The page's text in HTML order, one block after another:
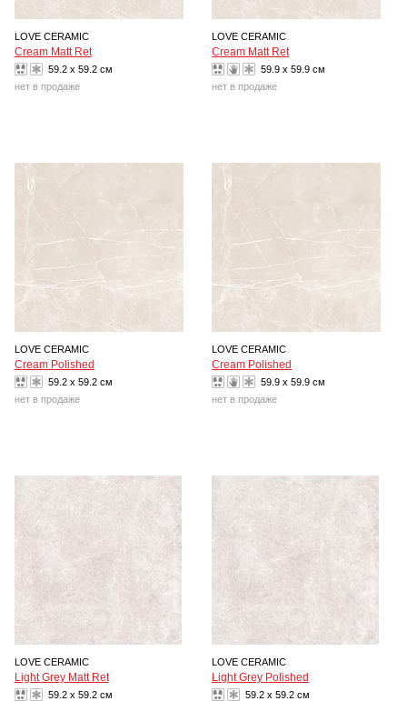
LOVE CERAMIC
Cream Matt Ret
59.2 x 59.2 см
нет в продаже
LOVE CERAMIC
Cream Matt Ret
59.9 x 59.9 см
нет в продаже
LOVE CERAMIC
Cream Polished
59.2 x 59.2 см
нет в продаже
LOVE CERAMIC
Cream Polished
59.9 x 59.9 см
нет в продаже
LOVE CERAMIC
Light Grey Matt Ret
59.2 x 59.2 см
LOVE CERAMIC
Light Grey Polished
59.2 x 59.2 см